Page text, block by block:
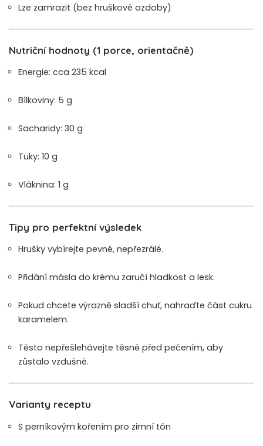
Lze zamrazit (bez hruškové ozdoby)
Nutriční hodnoty (1 porce, orientačně)
Energie: cca 235 kcal
Bílkoviny: 5 g
Sacharidy: 30 g
Tuky: 10 g
Vláknina: 1 g
Tipy pro perfektní výsledek
Hrušky vybírejte pevné, nepřezrálé.
Přidání másla do krému zaručí hladkost a lesk.
Pokud chcete výrazně sladší chuť, nahraďte část cukru
karamelem.
Těsto nepřešlehávejte těsně před pečením, aby
zůstalo vzdušné.
Varianty receptu
S perníkovým kořením pro zimní tón